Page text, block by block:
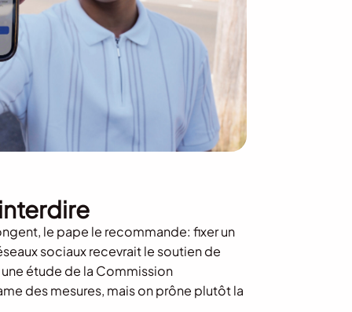
le pape le recommande: fixer un
sociaux recevrait le soutien de
étude de la Commission
des mesures, mais on prône plutôt la